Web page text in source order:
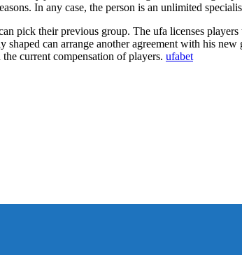
In any case, the person is an unlimited
pick their previous group. The ufa licenses
can arrange another agreement with his
current compensation of players. ufabet